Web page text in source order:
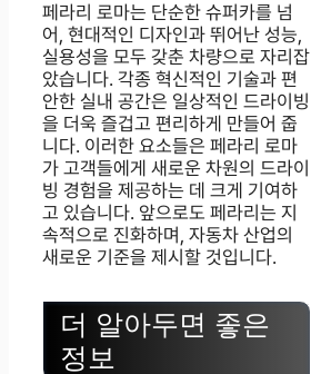
페라리 로마는 단순한 슈퍼카를 넘
어, 현대적인 디자인과 뛰어난 성능,
실용성을 모두 갖춘 차량으로 자리잡
았습니다. 각종 혁신적인 기술과 편
안한 실내 공간은 일상적인 드라이빙
을 더욱 즐겁고 편리하게 만들어 줍
니다. 이러한 요소들은 페라리 로마
가 고객들에게 새로운 차원의 드라이
빙 경험을 제공하는 데 크게 기여하
고 있습니다. 앞으로도 페라리는 지
속적으로 진화하며, 자동차 산업의
새로운 기준을 제시할 것입니다.
더 알아두면 좋은
정보